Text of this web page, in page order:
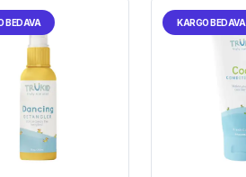
BEDAVA KARGO BEDAVA